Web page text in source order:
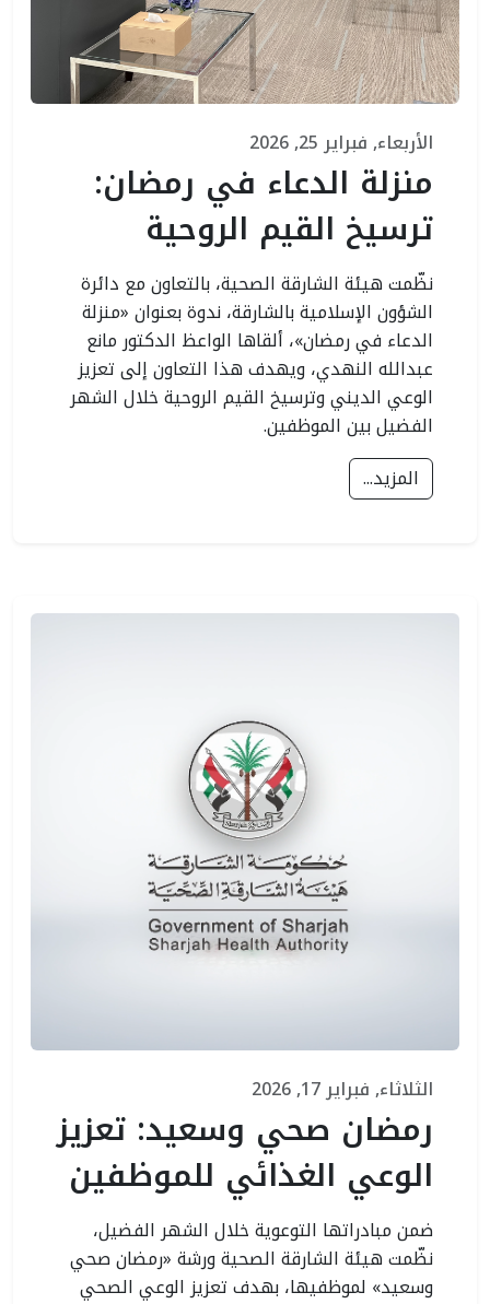
الأربعاء, فبراير 25, 2026
منزلة الدعاء في رمضان:
ترسيخ القيم الروحية
نظّمت هيئة الشارقة الصحية، بالتعاون مع دائرة
الشؤون الإسلامية بالشارقة، ندوة بعنوان «منزلة
الدعاء في رمضان»، ألقاها الواعظ الدكتور مانع
عبدالله النهدي، ويهدف هذا التعاون إلى تعزيز
الوعي الديني وترسيخ القيم الروحية خلال الشهر
الفضيل بين الموظفين.
المزيد...
الثلاثاء, فبراير 17, 2026
رمضان صحي وسعيد: تعزيز
الوعي الغذائي للموظفين
ضمن مبادراتها التوعوية خلال الشهر الفضيل،
نظّمت هيئة الشارقة الصحية ورشة «رمضان صحي
وسعيد» لموظفيها، بهدف تعزيز الوعي الصحي